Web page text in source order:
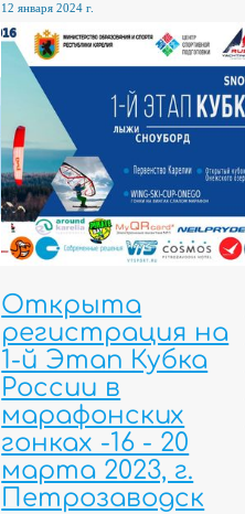
12 января 2024 г.
Открыта
регистрация на
1-й Этап Кубка
России в
марафонских
гонках -16 - 20
марта 2023, г.
Петрозаводск